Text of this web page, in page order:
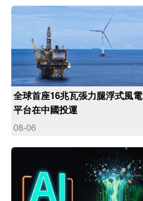
全球首座16兆瓦張力腿浮式風電
平台在中國投運
08-06